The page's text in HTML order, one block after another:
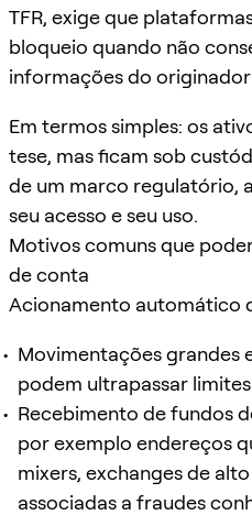
TFR, exige que
bloqueio quando não
informações do
Em termos simples: os
tese, mas ficam sob
de um marco regulatório,
seu acesso e seu uso.
Motivos comuns que
de conta
Acionamento automático
Movimentações grandes
podem ultrapassar
Recebimento de fundos
por exemplo endereços
mixers, exchanges de
associadas a fraudes